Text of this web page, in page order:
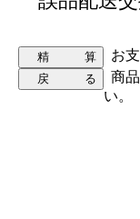
お
商
い。